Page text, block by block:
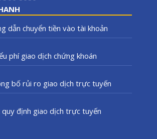
dẫn chuyển tiền vào tài khoản
phí giao dịch chứng khoán
bố rủi ro giao dịch trực tuyến
quy định giao dịch trực tuyến